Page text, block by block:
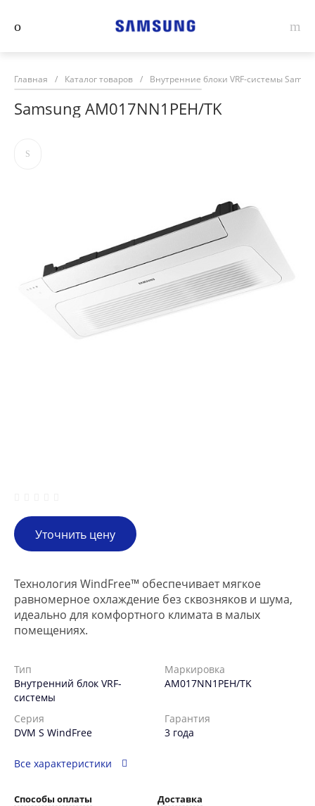
Главная / Каталог товаров / Внутренние блоки VRF-системы
Samsung AM017NN1PEH/TK
Уточнить цену
Технология WindFree™ обеспечивает мягкое
равномерное охлаждение без сквозняков и шума,
идеально для комфортного климата в малых
помещениях.
Тип
Внутренний блок VRF-
системы
Маркировка
AM017NN1PEH/TK
Серия
DVM S WindFree
Гарантия
3 года
Все характеристики
Способы оплаты Доставка